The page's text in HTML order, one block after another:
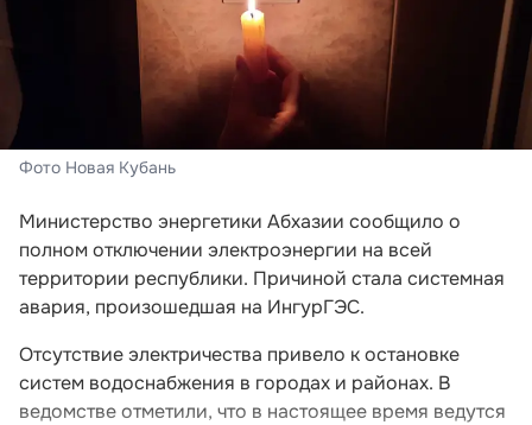
Фото Новая Кубань
Министерство энергетики Абхазии сообщило о
полном отключении электроэнергии на всей
территории республики. Причиной стала системная
авария, произошедшая на ИнгурГЭС.
Отсутствие электричества привело к остановке
систем водоснабжения в городах и районах. В
ведомстве отметили, что в настоящее время ведутся